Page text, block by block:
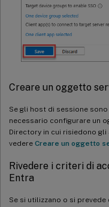
Creare un oggetto
Se gli host di sessione
necessario configurare un
Directory in cui risiedono
vedere Creare un oggetto
Rivedere i criteri di
Entra
Se si utilizzano o si